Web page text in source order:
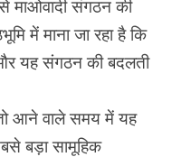
माओवादी संगठन की
में माना जा रहा है कि
यह संगठन की बदलती
आने वाले समय में यह
बड़ा सामूहिक